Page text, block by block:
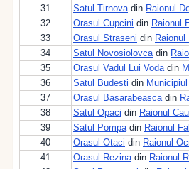
31
Satul Tirnovadin Raionul
32
Orasul Cupcini din Raionul
33
Orasul Straseni din
34
Satul Novosiolovcadin
35
Orasul Vadul Lui Vodadin
36
Satul Budesti din
37
Orasul Basarabeascadin
38
Satul Opaci din Raionul
39
Satul Pompadin Raionul
40
Orasul Otaci din Raionul
41
Orasul Rezinadin Raionul